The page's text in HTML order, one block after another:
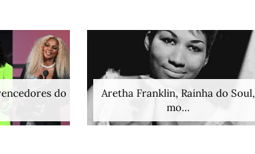
do
Aretha Franklin, Rainha do Soul,
mo...